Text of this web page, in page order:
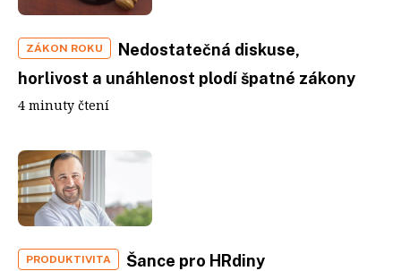
ZÁKON ROKU
Nedostatečná diskuse,
horlivost a unáhlenost plodí špatné zákony
4 minuty čtení
PRODUKTIVITA Šance pro HRdiny